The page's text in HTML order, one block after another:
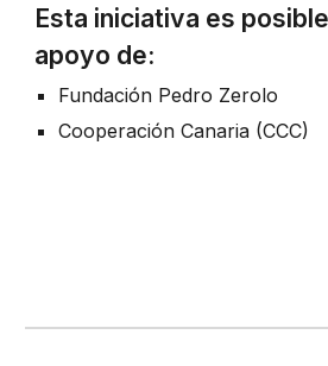
Esta iniciativa es
apoyo de:
Fundación Pedro Zerolo
Cooperación Canaria (CCC)